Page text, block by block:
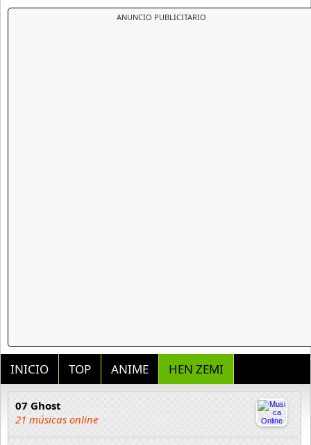
ANUNCIO PUBLICITARIO
INICIO TOP ANIME HEN ZEMI
07 Ghost
21 músicas online